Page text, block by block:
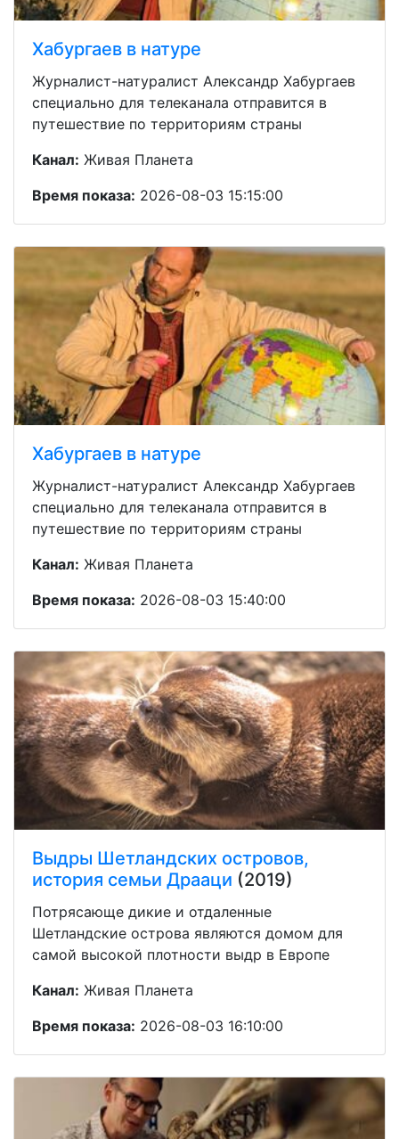
Хабургаев в натуре
Журналист-натуралист Александр Хабургаев
специально для телеканала отправится в
путешествие по территориям страны
Канал: Живая Планета
Время показа: 2026-08-03 15:15:00
Хабургаев в натуре
Журналист-натуралист Александр Хабургаев
специально для телеканала отправится в
путешествие по территориям страны
Канал: Живая Планета
Время показа: 2026-08-03 15:40:00
Выдры Шетландских островов,
история семьи Драаци (2019)
Потрясающе дикие и отдаленные
Шетландские острова являются домом для
самой высокой плотности выдр в Европе
Канал: Живая Планета
Время показа: 2026-08-03 16:10:00